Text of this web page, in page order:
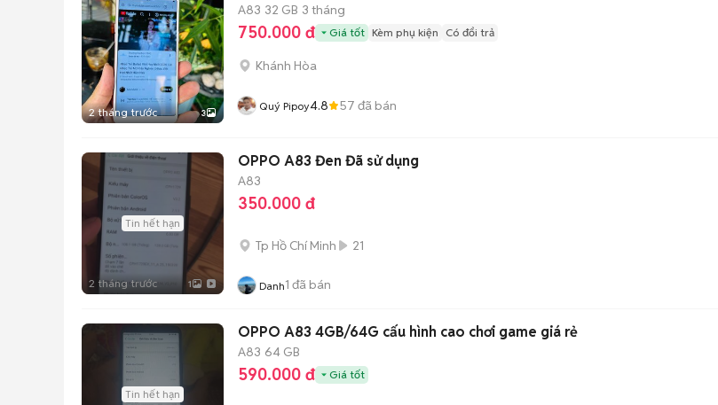
2 tháng trước 3
A83 32 GB 3 tháng
750.000 đ Giá tốt Kèm phụ kiện Có đổi trả
Khánh Hòa
Quý Pipoy4.8 57 đã bán
Tin hết hạn
2 tháng trước 1
OPPO A83 Đen Đã sử dụng
A83
350.000 đ
Tp Hồ Chí Minh 21
Danh1 đã bán
Tin hết hạn
OPPO A83 4GB/64G cấu hình cao chơi game giá rẻ
A83 64 GB
590.000 đ Giá tốt